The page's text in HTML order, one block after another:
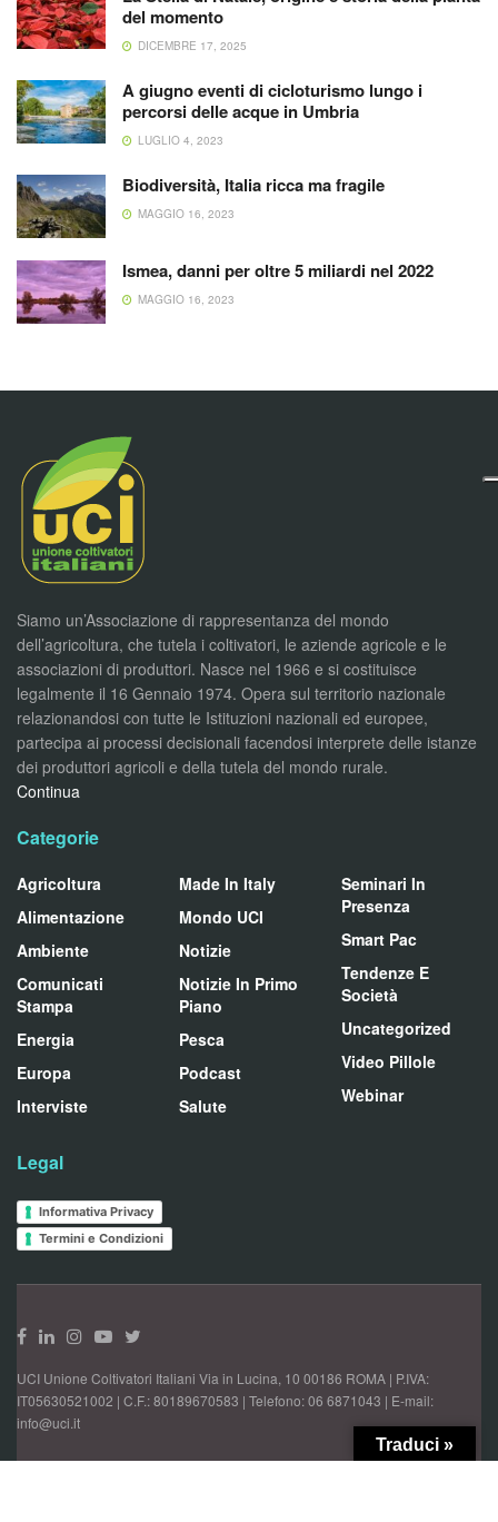
del momento
DICEMBRE 17, 2025
A giugno eventi di cicloturismo lungo i
percorsi delle acque in Umbria
LUGLIO 4, 2023
Biodiversità, Italia ricca ma fragile
MAGGIO 16, 2023
Ismea, danni per oltre 5 miliardi nel 2022
MAGGIO 16, 2023
Siamo un’Associazione di rappresentanza del mondo
dell’agricoltura, che tutela i coltivatori, le aziende agricole e le
associazioni di produttori. Nasce nel 1966 e si costituisce
legalmente il 16 Gennaio 1974. Opera sul territorio nazionale
relazionandosi con tutte le Istituzioni nazionali ed europee,
partecipa ai processi decisionali facendosi interprete delle istanze
dei produttori agricoli e della tutela del mondo rurale.
Continua
Categorie
Agricoltura
Alimentazione
Ambiente
Comunicati
Stampa
Energia
Europa
Interviste
Made In Italy
Mondo UCI
Notizie
Notizie In Primo
Piano
Pesca
Podcast
Salute
Seminari In
Presenza
Smart Pac
Tendenze E
Società
Uncategorized
Video Pillole
Webinar
Legal
Informativa Privacy
Termini e Condizioni
UCI Unione Coltivatori Italiani Via in Lucina, 10 00186 ROMA | P.IVA:
IT05630521002 | C.F.: 80189670583 | Telefono: 06 6871043 | E-mail:
info@uci.it
Traduci »